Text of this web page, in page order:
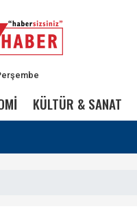
KÜLTÜR & SANAT